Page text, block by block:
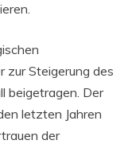
zur Steigerung des
beigetragen. Der
letzten Jahren
der